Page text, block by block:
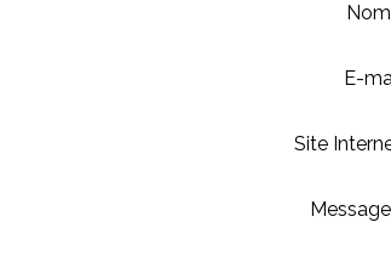
Nom
E-
Site
Message